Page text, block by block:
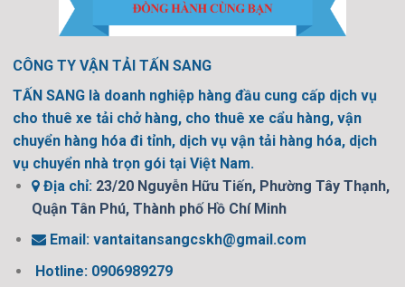
CÔNG TY VẬN TẢI TẤN SANG
TẤN SANG là doanh nghiệp hàng đầu cung cấp dịch vụ
cho thuê xe tải chở hàng, cho thuê xe cẩu hàng, vận
chuyển hàng hóa đi tỉnh, dịch vụ vận tải hàng hóa, dịch
vụ chuyển nhà trọn gói tại Việt Nam.
Địa chỉ: 23/20 Nguyễn Hữu Tiến, Phường Tây Thạnh,
Quận Tân Phú, Thành phố Hồ Chí Minh
Email:vantaitansangcskh@gmail.com
Hotline: 0906989279